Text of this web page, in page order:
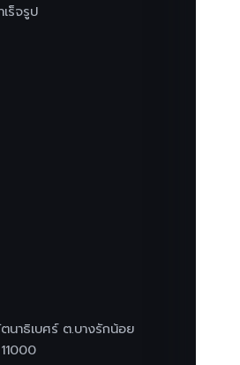
ร็จรูป
นาธิเบศร์ ต.บางรักน้อย